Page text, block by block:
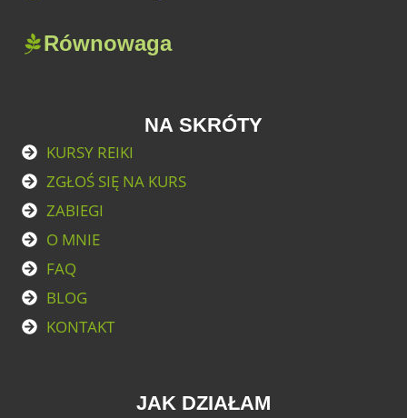
Równowaga
NA SKRÓTY
KURSY REIKI
ZGŁOŚ SIĘ NA KURS
ZABIEGI
O MNIE
FAQ
BLOG
KONTAKT
JAK DZIAŁAM